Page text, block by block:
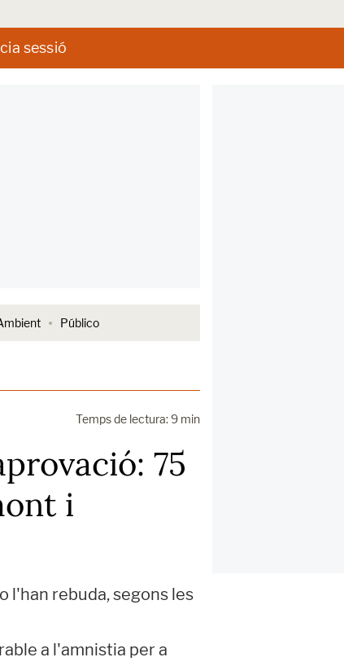
sessió
Público
Temps de lectura: 9 min
75
i
l'han rebuda, segons les
a l'amnistia per a